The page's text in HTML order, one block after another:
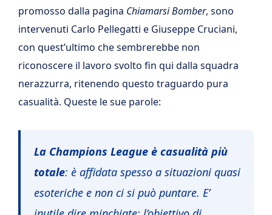
promosso dalla pagina Chiamarsi Bomber, sono
intervenuti Carlo Pellegatti e Giuseppe Cruciani,
con quest’ultimo che sembrerebbe non
riconoscere il lavoro svolto fin qui dalla squadra
nerazzurra, ritenendo questo traguardo pura
casualità. Queste le sue parole:
La Champions League è casualità più
totale: è affidata spesso a situazioni quasi
esoteriche e non ci si può puntare. E’